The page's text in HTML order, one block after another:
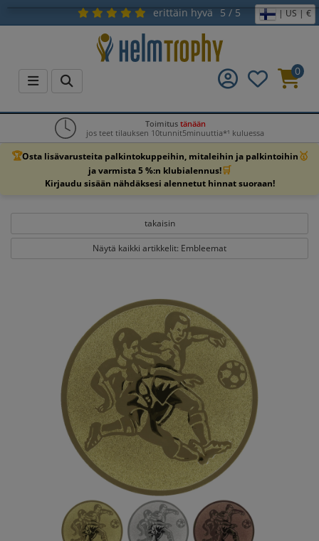
erittäin hyvä 5 / 5 | US | €
0
Toimitus tänään
jos teet tilauksen 10tunnit5minuuttia*¹ kuluessa
🏆Osta lisävarusteita palkintokuppeihin, mitaleihin ja palkintoihin🥇
ja varmista 5 %:n klubialennus!🛒
Kirjaudu sisään nähdäksesi alennetut hinnat suoraan!
takaisin
Näytä kaikki artikkelit: Embleemat